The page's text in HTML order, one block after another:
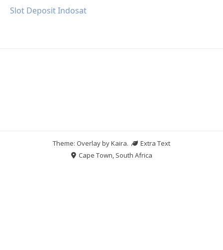
Slot Deposit Indosat
Theme: Overlay byKaira.
Extra Text
Cape Town, South Africa